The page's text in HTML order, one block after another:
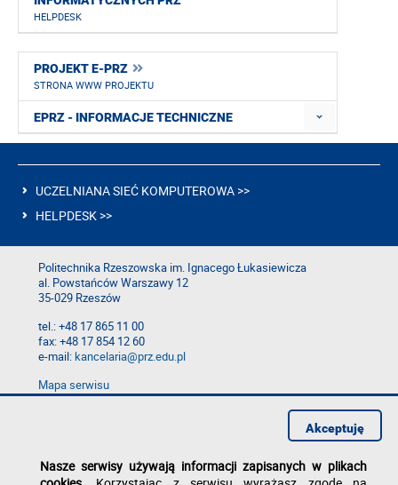
HELPDESK
PROJEKT E-PRZ
STRONA WWW PROJEKTU
EPRZ - INFORMACJE TECHNICZNE
UCZELNIANA SIEĆ KOMPUTEROWA >>
HELPDESK >>
Politechnika Rzeszowska im. Ignacego Łukasiewicza
al. Powstańców Warszawy 12
35-029 Rzeszów
tel.: +48 17 865 11 00
fax: +48 17 854 12 60
e-mail:kancelaria@prz.edu.pl
Mapa serwisu
Deklaracja dostępności
Nasze serwisy używają informacji zapisanych w plikach
Akceptuję